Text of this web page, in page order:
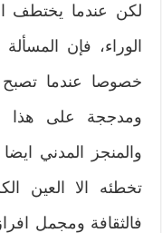
لكن عندما يختطف
الوراء، فإن
خصوصا عندما تصبح
ومدججة على هذا
والمنجز المدني
تخطئه الا العين
فالثقافة ومجمل